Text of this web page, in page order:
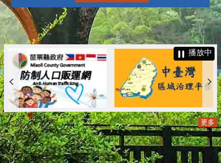
播放中
更多